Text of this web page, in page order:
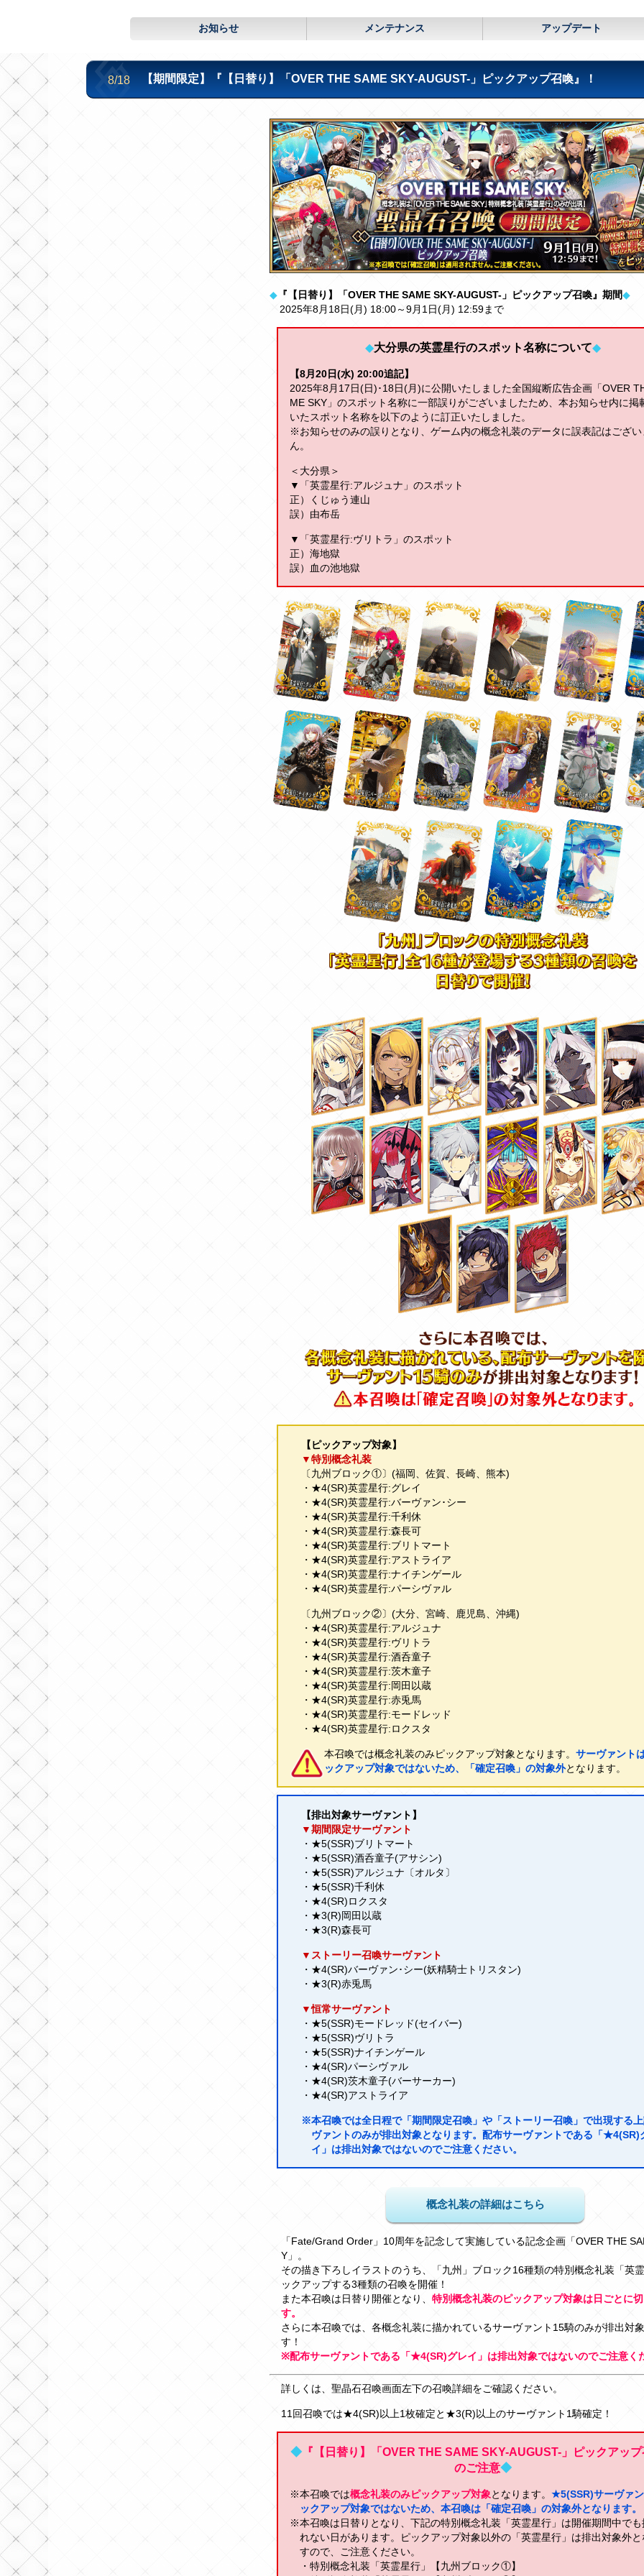
お知らせ メンテナンス アップデート
8/18 【期間限定】『【日替り】「OVER THE SAME SKY-AUGUST-」ピックアップ召喚』！
◆ 『【日替り】「OVER THE SAME SKY-AUGUST-」ピックアップ召喚』期間◆
2025年8月18日(月) 18:00～9月1日(月) 12:59まで
◆大分県の英霊星行のスポット名称について◆
【8月20日(水) 20:00追記】
2025年8月17日(日)･18日(月)に公開いたしました全国縦断広告企画「OVER
ME SKY」のスポット名称に一部誤りがございましたため、本お知らせ内に掲
いたスポット名称を以下のように訂正いたしました。
※お知らせのみの誤りとなり、ゲーム内の概念礼装のデータに誤表記はござい
ん。
＜大分県＞
▼「英霊星行:アルジュナ」のスポット
正）くじゅう連山
誤）由布岳
▼「英霊星行:ヴリトラ」のスポット
正）海地獄
誤）血の池地獄
【ピックアップ対象】
▼特別概念礼装
〔九州ブロック①〕(福岡、佐賀、長崎、熊本)
・★4(SR)英霊星行:グレイ
・★4(SR)英霊星行:バーヴァン･シー
・★4(SR)英霊星行:千利休
・★4(SR)英霊星行:森長可
・★4(SR)英霊星行:ブリトマート
・★4(SR)英霊星行:アストライア
・★4(SR)英霊星行:ナイチンゲール
・★4(SR)英霊星行:パーシヴァル
〔九州ブロック②〕(大分、宮崎、鹿児島、沖縄)
・★4(SR)英霊星行:アルジュナ
・★4(SR)英霊星行:ヴリトラ
・★4(SR)英霊星行:酒呑童子
・★4(SR)英霊星行:茨木童子
・★4(SR)英霊星行:岡田以蔵
・★4(SR)英霊星行:赤兎馬
・★4(SR)英霊星行:モードレッド
・★4(SR)英霊星行:ロクスタ
本召喚では概念礼装のみピックアップ対象となります。サーヴァント
ックアップ対象ではないため、「確定召喚」の対象外となります。
【排出対象サーヴァント】
▼期間限定サーヴァント
・★5(SSR)ブリトマート
・★5(SSR)酒呑童子(アサシン)
・★5(SSR)アルジュナ〔オルタ〕
・★5(SSR)千利休
・★4(SR)ロクスタ
・★3(R)岡田以蔵
・★3(R)森長可
▼ストーリー召喚サーヴァント
・★4(SR)バーヴァン･シー(妖精騎士トリスタン)
・★3(R)赤兎馬
▼恒常サーヴァント
・★5(SSR)モードレッド(セイバー)
・★5(SSR)ヴリトラ
・★5(SSR)ナイチンゲール
・★4(SR)パーシヴァル
・★4(SR)茨木童子(バーサーカー)
・★4(SR)アストライア
※本召喚では全日程で「期間限定召喚」や「ストーリー召喚」で出現する
ヴァントのみが排出対象となります。配布サーヴァントである「★4(SR)
イ」は排出対象ではないのでご注意ください。
概念礼装の詳細はこちら
「Fate/Grand Order」10周年を記念して実施している記念企画「OVER THE
Y」。
その描き下ろしイラストのうち、「九州」ブロック16種類の特別概念礼装「英
ックアップする3種類の召喚を開催！
また本召喚は日替り開催となり、 特別概念礼装のピックアップ対象は日ごとに
す。
さらに本召喚では、各概念礼装に描かれているサーヴァント15騎のみが排出対
す！
※配布サーヴァントである「★4(SR)グレイ」は排出対象ではないのでご注意く
詳しくは、聖晶石召喚画面左下の召喚詳細をご確認ください。
11回召喚では★4(SR)以上1枚確定と★3(R)以上のサーヴァント1騎確定！
◆『【日替り】「OVER THE SAME SKY-AUGUST-」ピックアップ
のご注意◆
※本召喚では概念礼装のみピックアップ対象となります。 ★5(SSR)サーヴァ
ックアップ対象ではないため、本召喚は「確定召喚」の対象外となります。
※本召喚は日替りとなり、下記の特別概念礼装「英霊星行」は開催期間中でも
れない日があります。ピックアップ対象以外の「英霊星行」は排出対象外
すので、ご注意ください。
・特別概念礼装「英霊星行」【九州ブロック①】